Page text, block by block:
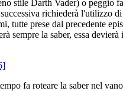
stile Darth Vader) o peggio
richiederà l'utilizzo
prese dal precedente
la saber, essa
fa roteare la saber nel